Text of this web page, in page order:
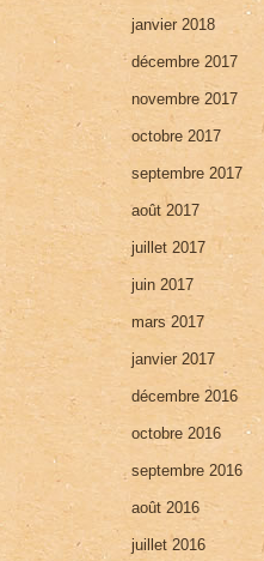
janvier 2018
décembre 2017
novembre 2017
octobre 2017
septembre 2017
août 2017
juillet 2017
juin 2017
mars 2017
janvier 2017
décembre 2016
octobre 2016
septembre 2016
août 2016
juillet 2016